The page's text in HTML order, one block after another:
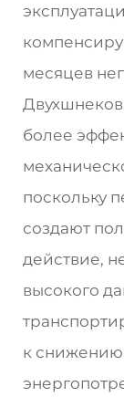
месяцев
более
поскольку
создают
действие,
высокого
к снижению